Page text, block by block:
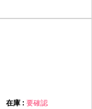
要確認